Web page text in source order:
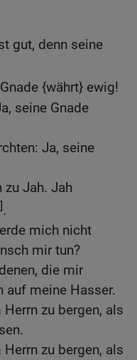
gut, denn seine
{währt} ewig!
seine Gnade
Ja, seine
Jah. Jah
.
mich nicht
mir tun?
die mir
auf meine Hasser.
zu bergen, als
zu bergen, als